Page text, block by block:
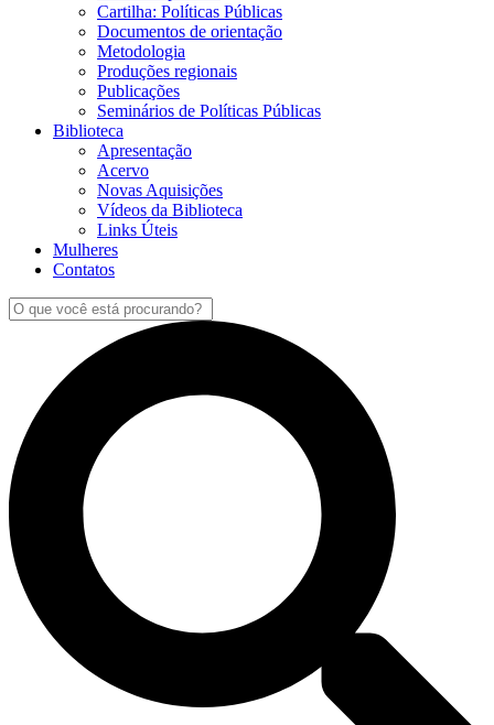
Cartilha: Políticas Públicas
Documentos de orientação
Metodologia
Produções regionais
Publicações
Seminários de Políticas Públicas
Biblioteca
Apresentação
Acervo
Novas Aquisições
Vídeos da Biblioteca
Links Úteis
Mulheres
Contatos